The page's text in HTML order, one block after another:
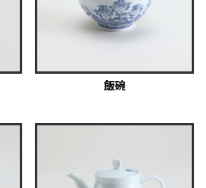
飯碗